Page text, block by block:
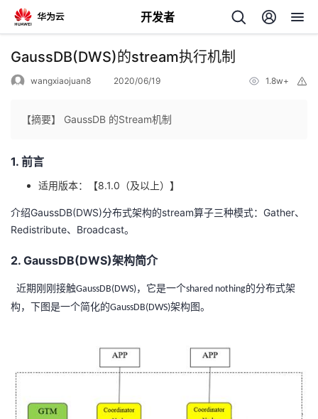
开发者
返
个
人
我
发
的
我
GaussDB(DWS)的stream执行机制
wangxiaojuan8 2020/06/19 1.8w+
【摘要】 GaussDB 的Stream机制
1. 前言
适用版本：【8.1.0（及以上）】
介绍GaussDB(DWS)分布式架构的stream算子三种模式：Gather、
Redistribute、Broadcast。
2. GaussDB(DWS)架构简介
近期刚刚接触GaussDB(DWS)，它是一个shared nothing的分布式架
构，下图是一个简化的GaussDB(DWS)架构图。